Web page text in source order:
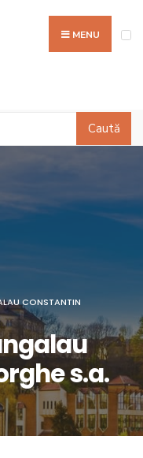
MENU
Caută
CONSTANTIN
s.a.